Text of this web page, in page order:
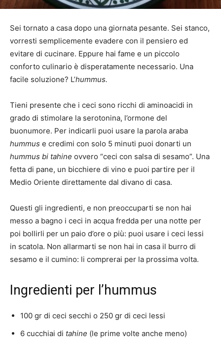
Sei tornato a casa dopo una giornata pesante. Sei stanco,
vorresti semplicemente evadere con il pensiero ed
evitare di cucinare. Eppure hai fame e un piccolo
conforto culinario è disperatamente necessario. Una
facile soluzione? L’hummus.
Tieni presente che i ceci sono ricchi di aminoacidi in
grado di stimolare la serotonina, l’ormone del
buonumore. Per indicarli puoi usare la parola araba
hummus e credimi con solo 5 minuti puoi donarti un
hummus bi tahine ovvero “ceci con salsa di sesamo”. Una
fetta di pane, un bicchiere di vino e puoi partire per il
Medio Oriente direttamente dal divano di casa.
Questi gli ingredienti, e non preoccuparti se non hai
messo a bagno i ceci in acqua fredda per una notte per
poi bollirli per un paio d’ore o più: puoi usare i ceci lessi
in scatola. Non allarmarti se non hai in casa il burro di
sesamo e il cumino: li comprerai per la prossima volta.
Ingredienti per l’hummus
100 gr di ceci secchi o 250 gr di ceci lessi
6 cucchiai di tahine (le prime volte anche meno)